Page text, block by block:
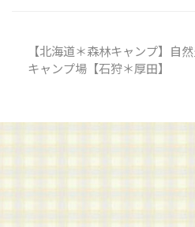
【北海道＊森林キャンプ】自
キャンプ場【石狩＊厚田】